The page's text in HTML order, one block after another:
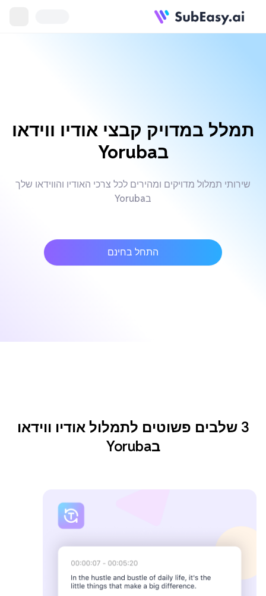
תמלל במדויק קבצי אודיו ווידאו
בYoruba
שירותי תמלול מדויקים ומהירים לכל צרכי האודיו והווידאו שלך
בYoruba
התחל בחינם
3 שלבים פשוטים לתמלול אודיו ווידאו
בYoruba